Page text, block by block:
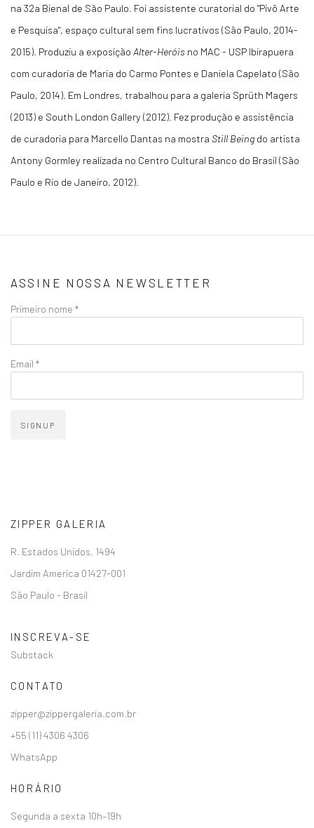
na 32a Bienal de São Paulo. Foi assistente curatorial do "Pivô Arte
e Pesquisa", espaço cultural sem fins lucrativos (São Paulo, 2014-
2015). Produziu a exposição Alter-Heróis no MAC - USP Ibirapuera
com curadoria de Maria do Carmo Pontes e Daniela Capelato (São
Paulo, 2014). Em Londres, trabalhou para a galeria Sprüth Magers
(2013) e South London Gallery (2012). Fez produção e assistência
de curadoria para Marcello Dantas na mostra Still Being do artista
Antony Gormley realizada no Centro Cultural Banco do Brasil (São
Paulo e Rio de Janeiro, 2012).
ASSINE NOSSA NEWSLETTER
Primeiro nome *
Email *
SIGNUP
ZIPPER GALERIA
R. Estados Unidos, 1494
Jardim America 01427-001
São Paulo - Brasil
INSCREVA-SE
Substack
CONTATO
zipper@zippergaleria.com.br
+55 (11) 4306 4306
WhatsApp
HORÁRIO
Segunda a sexta 10h–19h